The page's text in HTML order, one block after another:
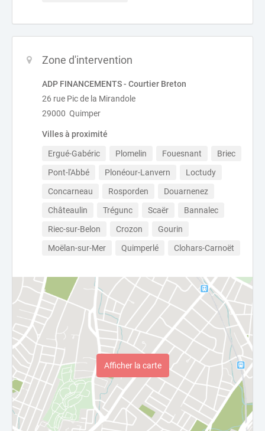
Zone d'intervention
ADP FINANCEMENTS - Courtier Breton
26 rue Pic de la Mirandole
29000 Quimper
Villes à proximité
Ergué-Gabéric Plomelin Fouesnant
Briec
Pont-l'Abbé
Plonéour-Lanvern
Loctudy
Concarneau
Rosporden
Douarnenez
Châteaulin
Trégunc Scaër
Bannalec
Riec-sur-Belon
Crozon
Gourin
Moëlan-sur-Mer
Quimperlé Clohars-Carnoët
Afficher la carte